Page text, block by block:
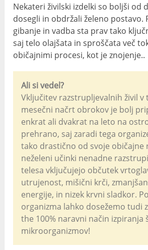
Nekateri živilski izdelki so boljši od
dosegli in obdržali želeno postavo.
gibanje in vadba sta prav tako
saj telo olajšata in sproščata več
običajnimi procesi, kot je znojenje..
Ali si vedel?
Vključitev razstrupljevalnih živil v
mesečni načrt obrokov je bolj
enkrat ali dvakrat na leto na
prehrano, saj zaradi tega
tako drastično od svoje običajne
neželeni učinki nenadne
telesa vključujejo občutek
utrujenost, mišični krči,
energije, in nizek krvni sladkor.
organizma lahko dosežemo tudi
the 100% naravni način izpiranja
mikroorganizmov!